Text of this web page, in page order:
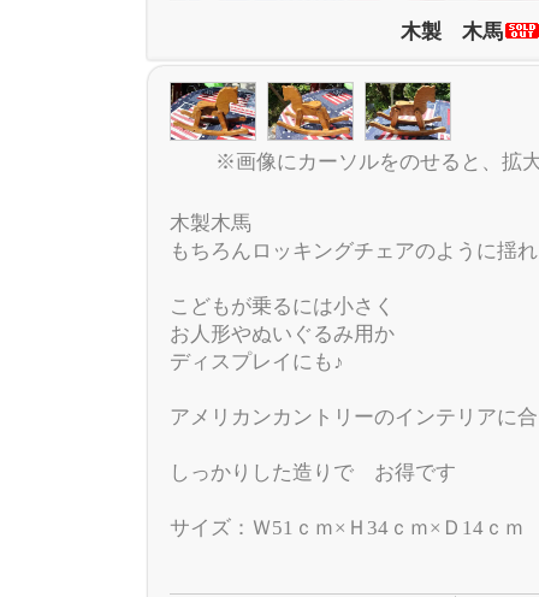
木製 木馬
※画像にカーソルをのせると、拡
木製木馬
もちろんロッキングチェアのように揺
こどもが乗るには小さく
お人形やぬいぐるみ用か
ディスプレイにも♪
アメリカンカントリーのインテリアに
しっかりした造りで お得です
サイズ：Ｗ51ｃｍ×Ｈ34ｃｍ×Ｄ14ｃｍ